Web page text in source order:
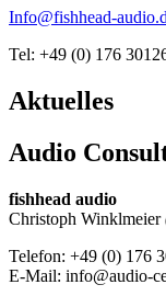
Info@fishhead-
Tel: +49 (0) 176
Aktuelles
Audio
fishhead audio
Christoph Winklmeier
Telefon: +49 (0) 176
E-Mail: info@audio-